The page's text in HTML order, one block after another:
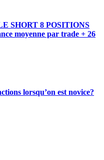
SHORT 8 POSITIONS
moyenne par trade + 26
lorsqu’on est novice?